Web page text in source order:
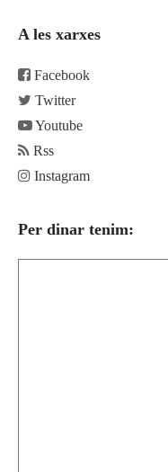
A les xarxes
Facebook
Twitter
Youtube
Rss
Instagram
Per dinar tenim: